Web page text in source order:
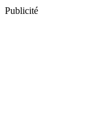
Publicité